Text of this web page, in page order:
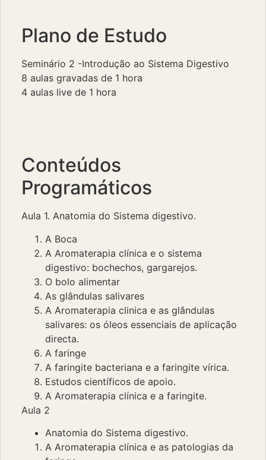
Plano de Estudo
Seminário 2 -Introdução ao Sistema Digestivo
8 aulas gravadas de 1 hora
4 aulas live de 1 hora
Conteúdos
Programáticos
Aula 1. Anatomia do Sistema digestivo.
A Boca
A Aromaterapia clínica e o sistema
digestivo: bochechos, gargarejos.
O bolo alimentar
As glândulas salivares
A Aromaterapia clinica e as glândulas
salivares: os óleos essenciais de aplicação
directa.
A faringe
A faringite bacteriana e a faringite vírica.
Estudos científicos de apoio.
A Aromaterapia clínica e a faringite.
Aula 2
Anatomia do Sistema digestivo.
A Aromaterapia clínica e as patologias da